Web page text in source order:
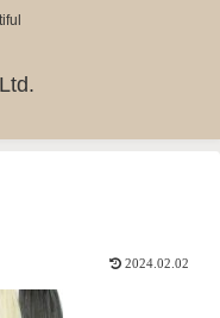
2024.02.02